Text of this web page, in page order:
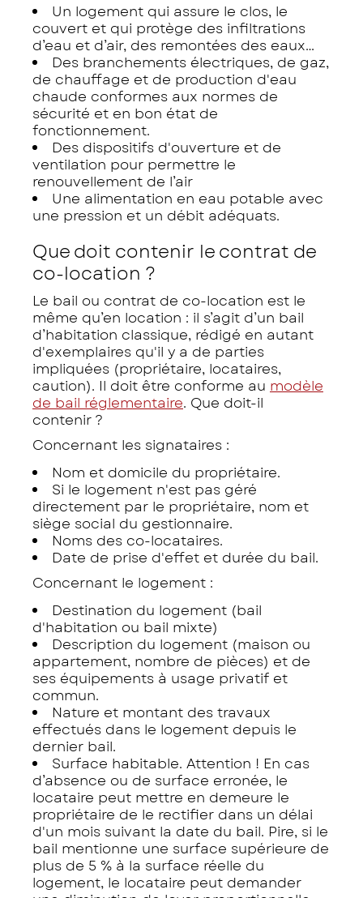
Un logement qui assure le clos, le
couvert et qui protège des infiltrations
d’eau et d’air, des remontées des eaux…
Des branchements électriques, de gaz,
de chauffage et de production d'eau
chaude conformes aux normes de
sécurité et en bon état de
fonctionnement.
Des dispositifs d'ouverture et de
ventilation pour permettre le
renouvellement de l’air
Une alimentation en eau potable avec
une pression et un débit adéquats.
Que doit contenir le contrat de
co-location ?
Le bail ou contrat de co-location est le
même qu’en location : il s’agit d’un bail
d’habitation classique, rédigé en autant
d'exemplaires qu'il y a de parties
impliquées (propriétaire, locataires,
caution). Il doit être conforme au modèle
de bail réglementaire. Que doit-il
contenir ?
Concernant les signataires :
Nom et domicile du propriétaire.
Si le logement n'est pas géré
directement par le propriétaire, nom et
siège social du gestionnaire.
Noms des co-locataires.
Date de prise d'effet et durée du bail.
Concernant le logement :
Destination du logement (bail
d'habitation ou bail mixte)
Description du logement (maison ou
appartement, nombre de pièces) et de
ses équipements à usage privatif et
commun.
Nature et montant des travaux
effectués dans le logement depuis le
dernier bail.
Surface habitable. Attention ! En cas
d’absence ou de surface erronée, le
locataire peut mettre en demeure le
propriétaire de le rectifier dans un délai
d'un mois suivant la date du bail. Pire, si le
bail mentionne une surface supérieure de
plus de 5 % à la surface réelle du
logement, le locataire peut demander